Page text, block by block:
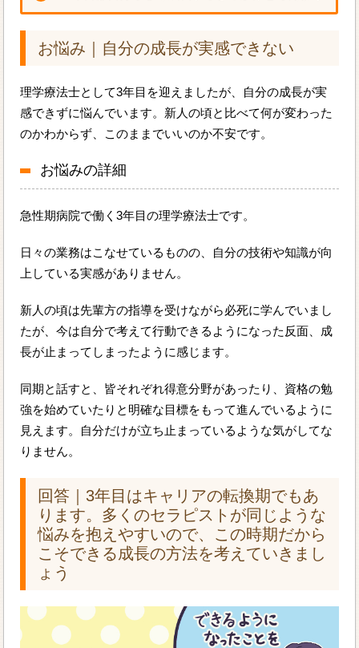
お悩み｜自分の成長が実感できない
理学療法士として3年目を迎えましたが、自分の成長が実
感できずに悩んでいます。新人の頃と比べて何が変わった
のかわからず、このままでいいのか不安です。
お悩みの詳細
急性期病院で働く3年目の理学療法士です。
日々の業務はこなせているものの、自分の技術や知識が向
上している実感がありません。
新人の頃は先輩方の指導を受けながら必死に学んでいまし
たが、今は自分で考えて行動できるようになった反面、成
長が止まってしまったように感じます。
同期と話すと、皆それぞれ得意分野があったり、資格の勉
強を始めていたりと明確な目標をもって進んでいるように
見えます。自分だけが立ち止まっているような気がしてな
りません。
回答｜3年目はキャリアの転換期でもあ
ります。多くのセラピストが同じような
悩みを抱えやすいので、この時期だから
こそできる成長の方法を考えていきまし
ょう